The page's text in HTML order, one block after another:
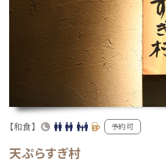
【和食】 予約可
天ぷらすぎ村